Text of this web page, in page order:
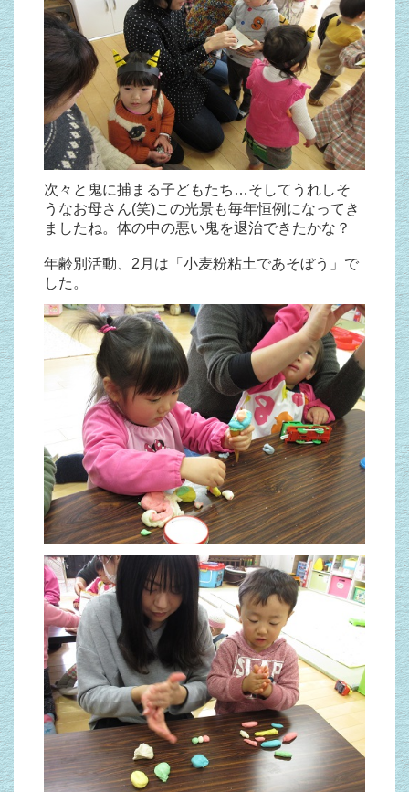
次々と鬼に捕まる子どもたち…そしてうれしそ
うなお母さん(笑)この光景も毎年恒例になってき
ましたね。体の中の悪い鬼を退治できたかな？
年齢別活動、2月は「小麦粉粘土であそぼう」で
した。